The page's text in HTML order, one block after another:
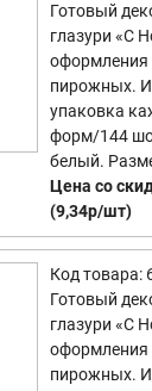
Готовый
глазури «С
оформления
пирожных.
упаковка
форм/144
белый.
Цена со
(9,34р/шт)
Код товара:
Готовый
глазури «С
оформления
пирожных.